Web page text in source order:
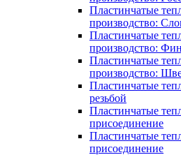
Пластинчатые
производство:
Пластинчатые
производство:
Пластинчатые
производство:
Пластинчатые
резьбой
Пластинчатые
присоединение
Пластинчатые
присоединение